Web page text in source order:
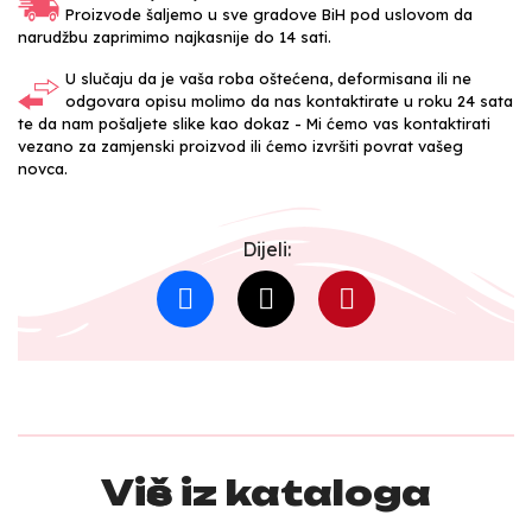
Proizvode šaljemo u sve gradove BiH pod uslovom da
narudžbu zaprimimo najkasnije do 14 sati.
U slučaju da je vaša roba oštećena, deformisana ili ne
odgovara opisu molimo da nas kontaktirate u roku 24 sata
te da nam pošaljete slike kao dokaz - Mi ćemo vas kontaktirati
vezano za zamjenski proizvod ili ćemo izvršiti povrat vašeg
novca.
Dijeli:
Više iz kataloga